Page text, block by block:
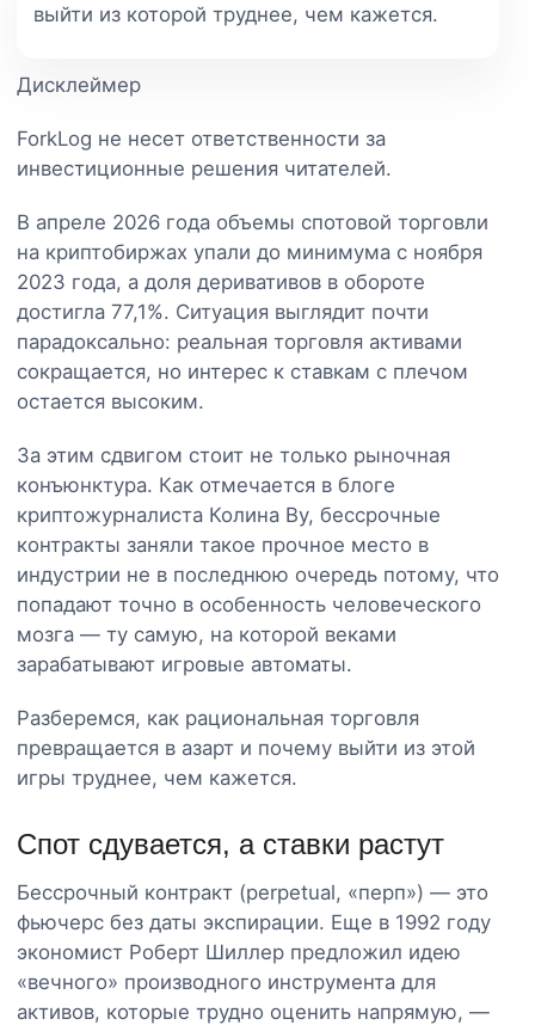
выйти из которой труднее, чем кажется.
Дисклеймер
ForkLog не несет ответственности за
инвестиционные решения читателей.
В апреле 2026 года объемы спотовой торговли
на криптобиржах упали до минимума с ноября
2023 года, а доля деривативов в обороте
достигла 77,1%. Ситуация выглядит почти
парадоксально: реальная торговля активами
сокращается, но интерес к ставкам с плечом
остается высоким.
За этим сдвигом стоит не только рыночная
конъюнктура. Как отмечается в блоге
криптожурналиста Колина Ву, бессрочные
контракты заняли такое прочное место в
индустрии не в последнюю очередь потому, что
попадают точно в особенность человеческого
мозга — ту самую, на которой веками
зарабатывают игровые автоматы.
Разберемся, как рациональная торговля
превращается в азарт и почему выйти из этой
игры труднее, чем кажется.
Спот сдувается, а ставки растут
Бессрочный контракт (perpetual, «перп») — это
фьючерс без даты экспирации. Еще в 1992 году
экономист Роберт Шиллер предложил идею
«вечного» производного инструмента для
активов, которые трудно оценить напрямую, —